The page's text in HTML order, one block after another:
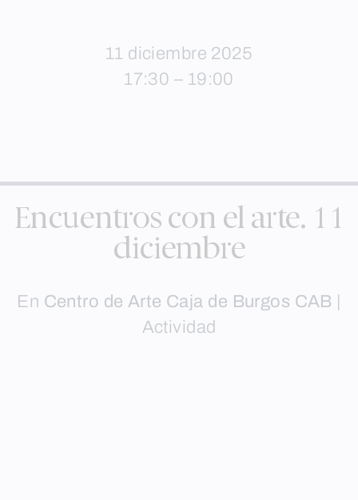
11 diciembre 2025
17:30 – 19:00
Encuentros con el arte. 11
diciembre
En Centro de Arte Caja de Burgos CAB
Actividad